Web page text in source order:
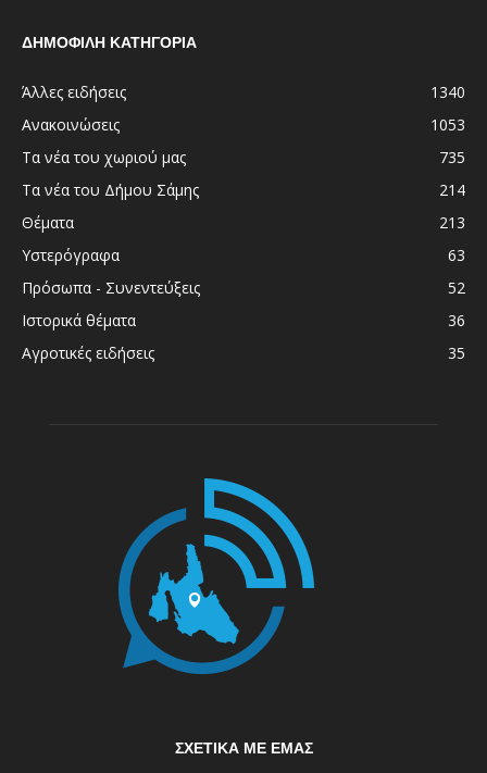
ΔΗΜΟΦΙΛΗ ΚΑΤΗΓΟΡΙΑ
Άλλες ειδήσεις
1340
Ανακοινώσεις
1053
Τα νέα του χωριού μας
735
Τα νέα του Δήμου Σάμης
214
Θέματα
213
Υστερόγραφα
63
Πρόσωπα - Συνεντεύξεις
52
Ιστορικά θέματα
36
Αγροτικές ειδήσεις
35
ΣΧΕΤΙΚΆ ΜΕ ΕΜΆΣ